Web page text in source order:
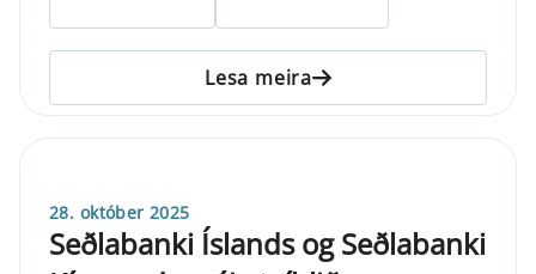
Lesa meira
28. október 2025
Seðlabanki Íslands og Seðlabanki